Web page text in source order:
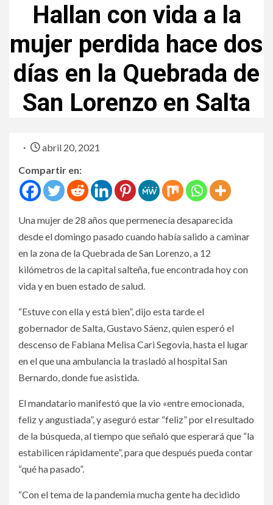
Hallan con vida a la
mujer perdida hace dos
días en la Quebrada de
San Lorenzo en Salta
abril 20, 2021
Compartir en:
Una mujer de 28 años que permenecía desaparecida
desde el domingo pasado cuando había salido a caminar
en la zona de la Quebrada de San Lorenzo, a 12
kilómetros de la capital salteña, fue encontrada hoy con
vida y en buen estado de salud.
“Estuve con ella y está bien”, dijo esta tarde el
gobernador de Salta, Gustavo Sáenz, quien esperó el
descenso de Fabiana Melisa Cari Segovia, hasta el lugar
en el que una ambulancia la trasladó al hospital San
Bernardo, donde fue asistida.
El mandatario manifestó que la vio «entre emocionada,
feliz y angustiada”, y aseguró estar “feliz” por el resultado
de la búsqueda, al tiempo que señaló que esperará que “la
estabilicen rápidamente”, para que después pueda contar
“qué ha pasado”.
“Con el tema de la pandemia mucha gente ha decidido